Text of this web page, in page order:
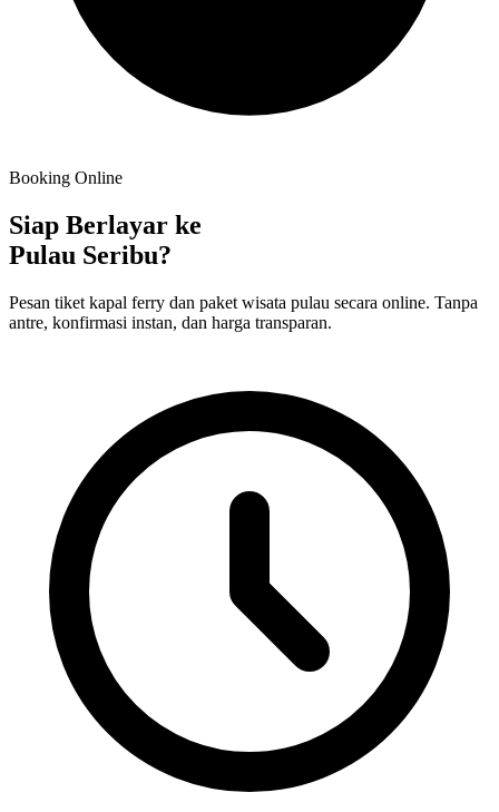
Booking Online
Siap Berlayar ke
Pulau Seribu?
Pesan tiket kapal ferry dan paket wisata pulau secara online. Tanpa
antre, konfirmasi instan, dan harga transparan.